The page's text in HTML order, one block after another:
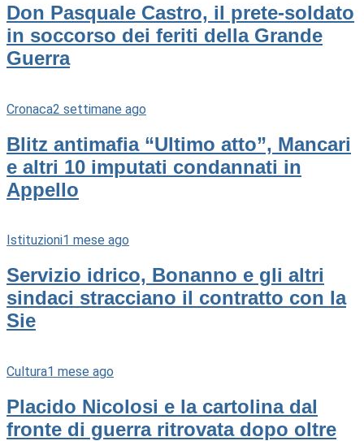
Don Pasquale Castro, il prete-soldato
in soccorso dei feriti della Grande
Guerra
Cronaca2 settimane ago
Blitz antimafia “Ultimo atto”, Mancari
e altri 10 imputati condannati in
Appello
Istituzioni1 mese ago
Servizio idrico, Bonanno e gli altri
sindaci stracciano il contratto con la
Sie
Cultura1 mese ago
Placido Nicolosi e la cartolina dal
fronte di guerra ritrovata dopo oltre